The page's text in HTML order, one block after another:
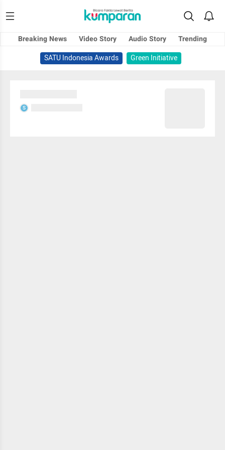
Breaking News Video Story Audio Story
Trending
SATU Indonesia Awards
Green Initiative
S